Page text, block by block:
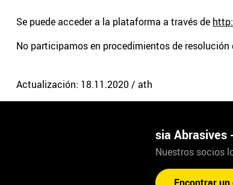
Se puede acceder a la plataforma a través de
No participamos en procedimientos de
Actualización: 18.11.2020 / ath
sia Abrasives
Nuestros socios